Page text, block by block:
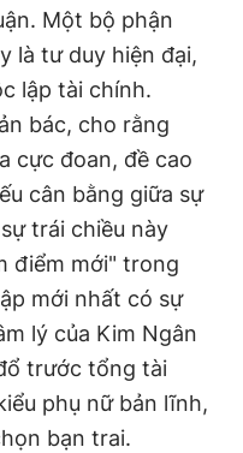
Một bộ phận
là tư duy hiện đại,
lập tài chính.
bác, cho rằng
cực đoan, đề cao
cân bằng giữa sự
trái chiều này
điểm mới" trong
mới nhất có sự
lý của Kim Ngân
trước tổng tài
phụ nữ bản lĩnh,
bạn trai.